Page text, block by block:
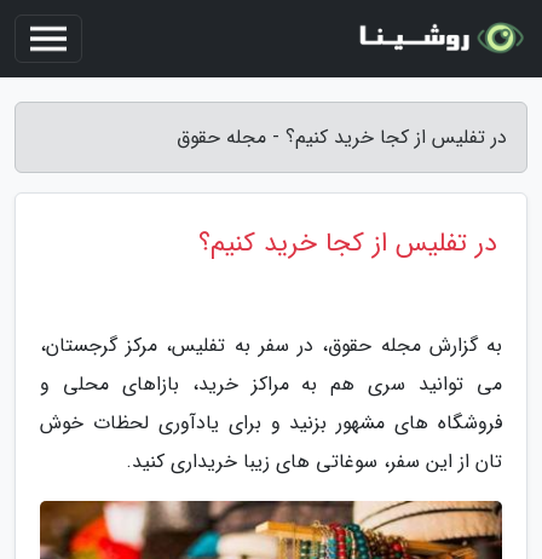
در تفلیس از کجا خرید کنیم؟ - مجله حقوق
در تفلیس از کجا خرید کنیم؟
به گزارش مجله حقوق، در سفر به تفلیس، مرکز گرجستان،
می توانید سری هم به مراکز خرید، بازاهای محلی و
فروشگاه های مشهور بزنید و برای یادآوری لحظات خوش
تان از این سفر، سوغاتی های زیبا خریداری کنید.